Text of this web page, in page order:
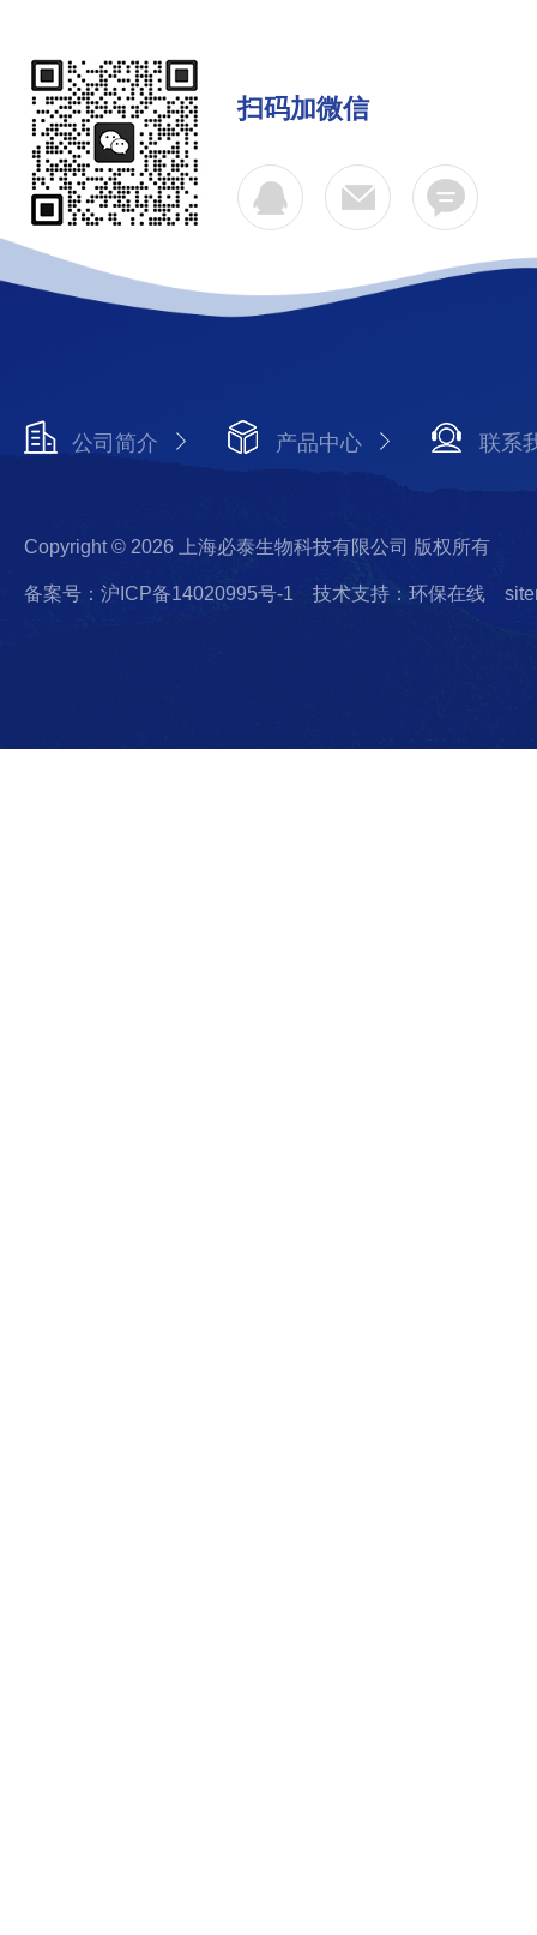
扫码加微信
公司简介 产品中心 联系
Copyright © 2026 上海必泰生物科技有限公司 版权所有
备案号：沪ICP备14020995号-1 技术支持：环保在线